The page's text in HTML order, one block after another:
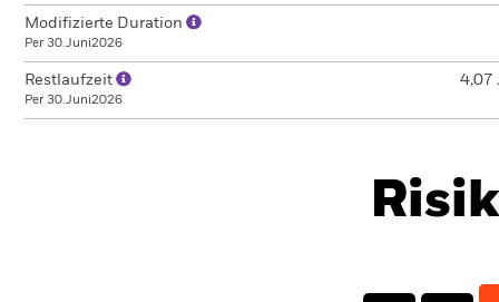
Modifizierte Duration
Per 30.Juni2026
Restlaufzeit
Per 30.Juni2026
4,07